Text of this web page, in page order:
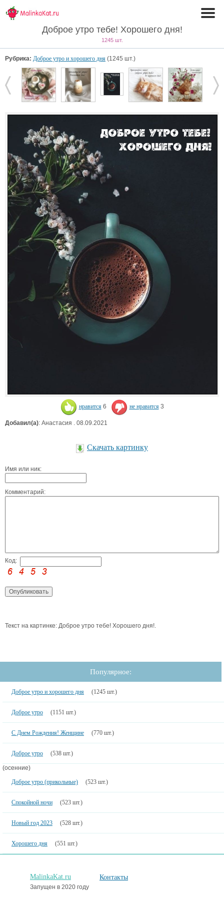
Доброе утро тебе! Хорошего дня!
1245 шт.
Рубрика: Доброе утро и хорошего дня (1245 шт.)
нравится 6 не нравится 3
Добавил(а): Анастасия . 08.09.2021
Скачать картинку
Имя или ник:
Комментарий:
Код:
Текст на картинке: Доброе утро тебе! Хорошего дня!.
Популярное:
Доброе утро и хорошего дня (1245 шт.)
Доброе утро (1151 шт.)
С Днем Рождения! Женщине (770 шт.)
Доброе утро (538 шт.)
(осенние)
Доброе утро (прикольные)
(523 шт.)
Спокойной ночи (523 шт.)
Новый год 2023 (528 шт.)
Хорошего дня (551 шт.)
MalinkaKat.ru
Запущен в 2020 году
Контакты